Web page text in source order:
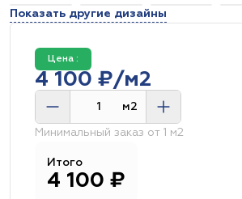
Показать другие дизайны
Цена :
4 100 ₽/м2
м2
Минимальный заказ от 1 м2
Итого
4 100 ₽